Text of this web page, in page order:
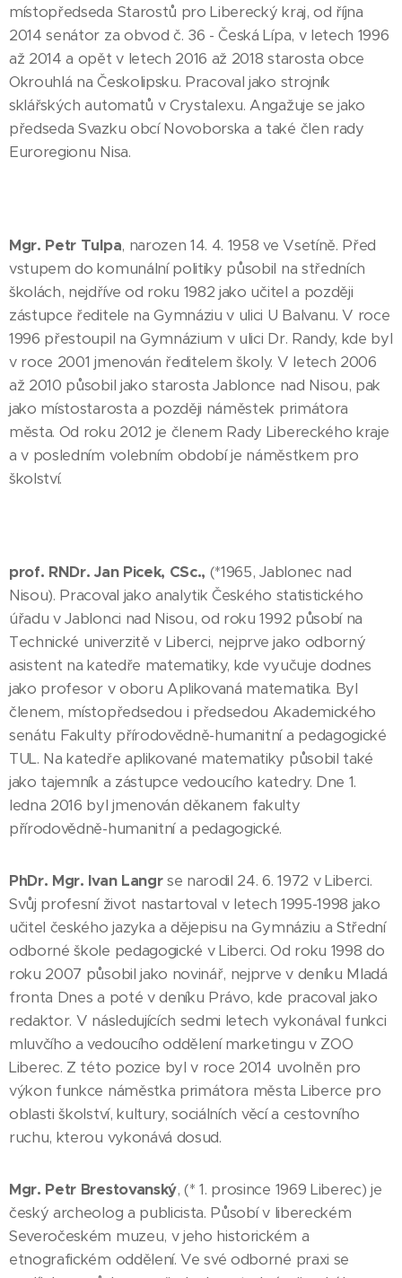
místopředseda Starostů pro Liberecký kraj, od října
2014 senátor za obvod č. 36 - Česká Lípa, v letech 1996
až 2014 a opět v letech 2016 až 2018 starosta obce
Okrouhlá na Českolipsku. Pracoval jako strojník
sklářských automatů v Crystalexu. Angažuje se jako
předseda Svazku obcí Novoborska a také člen rady
Euroregionu Nisa.
Mgr. Petr Tulpa, narozen 14. 4. 1958 ve Vsetíně. Před
vstupem do komunální politiky působil na středních
školách, nejdříve od roku 1982 jako učitel a později
zástupce ředitele na Gymnáziu v ulici U Balvanu. V roce
1996 přestoupil na Gymnázium v ulici Dr. Randy, kde byl
v roce 2001 jmenován ředitelem školy. V letech 2006
až 2010 působil jako starosta Jablonce nad Nisou, pak
jako místostarosta a později náměstek primátora
města. Od roku 2012 je členem Rady Libereckého kraje
a v posledním volebním období je náměstkem pro
školství.
prof. RNDr. Jan Picek, CSc., (*1965, Jablonec nad
Nisou). Pracoval jako analytik Českého statistického
úřadu v Jablonci nad Nisou, od roku 1992 působí na
Technické univerzitě v Liberci, nejprve jako odborný
asistent na katedře matematiky, kde vyučuje dodnes
jako profesor v oboru Aplikovaná matematika. Byl
členem, místopředsedou i předsedou Akademického
senátu Fakulty přírodovědně-humanitní a pedagogické
TUL. Na katedře aplikované matematiky působil také
jako tajemník a zástupce vedoucího katedry. Dne 1.
ledna 2016 byl jmenován děkanem fakulty
přírodovědně-humanitní a pedagogické.
PhDr. Mgr. Ivan Langrse narodil 24. 6. 1972 v Liberci.
Svůj profesní život nastartoval v letech 1995-1998 jako
učitel českého jazyka a dějepisu na Gymnáziu a Střední
odborné škole pedagogické v Liberci. Od roku 1998 do
roku 2007 působil jako novinář, nejprve v deníku Mladá
fronta Dnes a poté v deníku Právo, kde pracoval jako
redaktor. V následujících sedmi letech vykonával funkci
mluvčího a vedoucího oddělení marketingu v ZOO
Liberec. Z této pozice byl v roce 2014 uvolněn pro
výkon funkce náměstka primátora města Liberce pro
oblasti školství, kultury, sociálních věcí a cestovního
ruchu, kterou vykonává dosud.
Mgr. Petr Brestovanský, (* 1. prosince 1969 Liberec) je
český archeolog a publicista. Působí v libereckém
Severočeském muzeu, v jeho historickém a
etnografickém oddělení. Ve své odborné praxi se